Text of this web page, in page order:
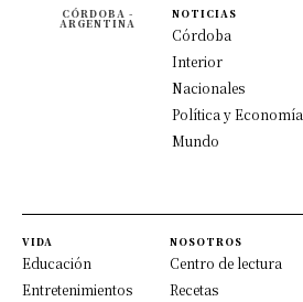
CÓRDOBA -
ARGENTINA
NOTICIAS
Córdoba
Interior
Nacionales
Política y Economía
Mundo
VIDA
Educación
Entretenimientos
NOSOTROS
Centro de lectura
Recetas